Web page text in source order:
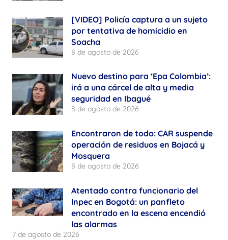
[VIDEO] Policía captura a un sujeto
por tentativa de homicidio en
Soacha
8 de agosto de 2026
Nuevo destino para ‘Epa Colombia’:
irá a una cárcel de alta y media
seguridad en Ibagué
8 de agosto de 2026
Encontraron de todo: CAR suspende
operación de residuos en Bojacá y
Mosquera
8 de agosto de 2026
Atentado contra funcionario del
Inpec en Bogotá: un panfleto
encontrado en la escena encendió
las alarmas
7 de agosto de 2026